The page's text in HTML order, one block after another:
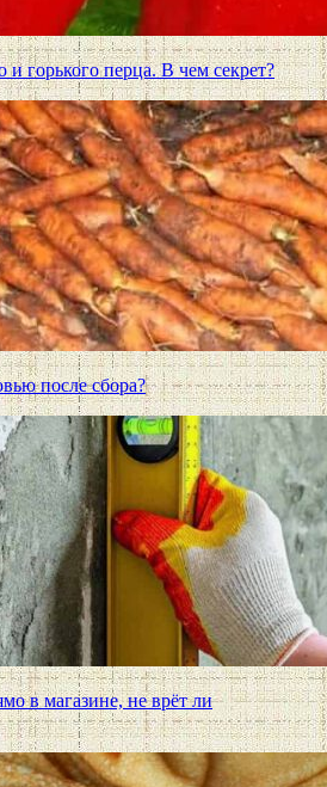
и горького перца. В чем секрет?
после сбора?
в магазине, не врёт ли